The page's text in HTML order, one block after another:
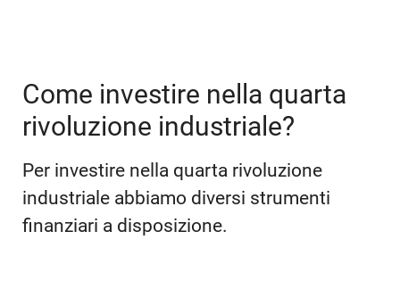
Come investire nella quarta
rivoluzione industriale?
Per investire nella quarta rivoluzione
industriale abbiamo diversi strumenti
finanziari a disposizione.